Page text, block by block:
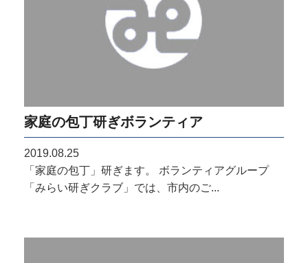
家庭の包丁研ぎボランティア
2019.08.25
「家庭の包丁」研ぎます。 ボランティアグループ
「みらい研ぎクラブ」では、市内のご...